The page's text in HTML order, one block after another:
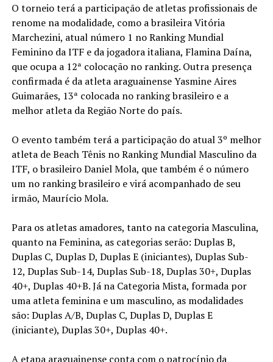
O torneio terá a participação de atletas profissionais de
renome na modalidade, como a brasileira Vitória
Marchezini, atual número 1 no Ranking Mundial
Feminino da ITF e da jogadora italiana, Flamina Daína,
que ocupa a 12ª colocação no ranking. Outra presença
confirmada é da atleta araguainense Yasmine Aires
Guimarães, 13ª colocada no ranking brasileiro e a
melhor atleta da Região Norte do país.
O evento também terá a participação do atual 3º melhor
atleta de Beach Tênis no Ranking Mundial Masculino da
ITF, o brasileiro Daniel Mola, que também é o número
um no ranking brasileiro e virá acompanhado de seu
irmão, Maurício Mola.
Para os atletas amadores, tanto na categoria Masculina,
quanto na Feminina, as categorias serão: Duplas B,
Duplas C, Duplas D, Duplas E (iniciantes), Duplas Sub-
12, Duplas Sub-14, Duplas Sub-18, Duplas 30+, Duplas
40+, Duplas 40+B. Já na Categoria Mista, formada por
uma atleta feminina e um masculino, as modalidades
são: Duplas A/B, Duplas C, Duplas D, Duplas E
(iniciante), Duplas 30+, Duplas 40+.
A etapa araguainense conta com o patrocínio da